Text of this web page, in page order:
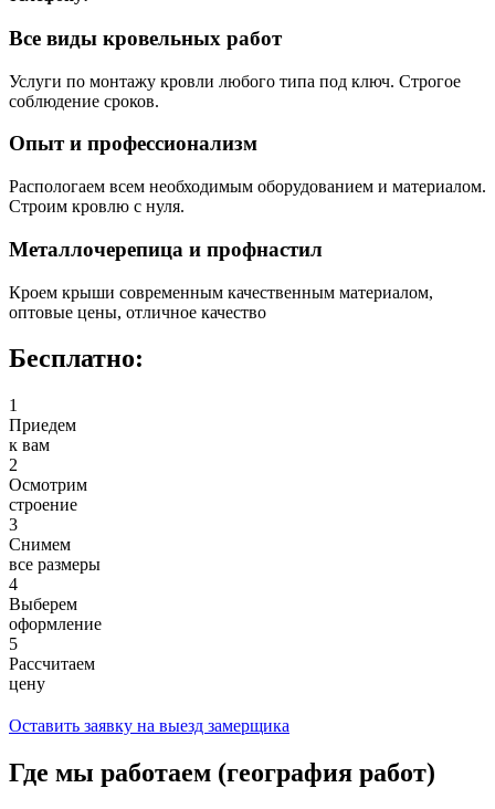
Все виды кровельных работ
Услуги по монтажу кровли любого типа под ключ. Строгое
соблюдение сроков.
Опыт и профессионализм
Распологаем всем необходимым оборудованием и материалом.
Строим кровлю с нуля.
Металлочерепица и профнастил
Кроем крыши современным качественным материалом,
оптовые цены, отличное качество
Бесплатно:
1
Приедем
к вам
2
Осмотрим
строение
3
Снимем
все размеры
4
Выберем
оформление
5
Рассчитаем
цену
Оставить заявку на выезд замерщика
Где мы работаем (география работ)